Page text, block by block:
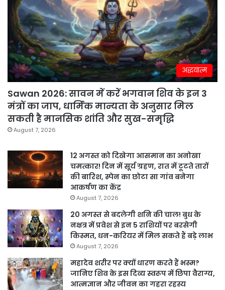
अद्धयात्म
Sawan 2026: सावन में करें भगवान शिव के इन 3
मंत्रों का जाप, धार्मिक मान्यता के अनुसार मिल
सकती है मानसिक शांति और सुख-समृद्धि
August 7, 2026
12 अगस्त को दिखेगा आसमान का अनोखा
चमत्कार! दिन में सूर्य ग्रहण, रात में टूटते तारों
की बारिश, स्पेन का छोटा सा गांव बनेगा
आकर्षण का केंद्र
August 7, 2026
20 अगस्त से बदलेगी शनि की चाल! बुध के
नक्षत्र में प्रवेश से इन 5 राशियों पर बरसेगी
किस्मत, धन-करियर में मिल सकते हैं बड़े लाभ
August 7, 2026
महादेव शरीर पर क्यों धारण करते हैं भस्म?
जानिए शिव के इस दिव्य स्वरूप में छिपा वैराग्य,
आत्मज्ञान और जीवन का गहरा रहस्य